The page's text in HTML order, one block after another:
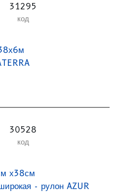
31295
код
30528
код
х38см
- рулон AZUR